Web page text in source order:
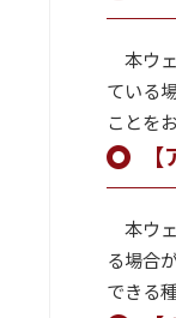
本ウ
ている
ことを
本ウ
る場合
できる